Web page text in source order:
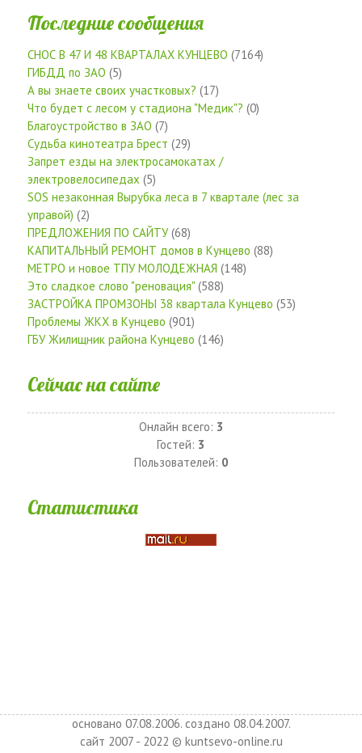
Последние сообщения
СНОС В 47 И 48 КВАРТАЛАХ КУНЦЕВО (7164)
ГИБДД по ЗАО (5)
А вы знаете своих участковых? (17)
Что будет с лесом у стадиона "Медик"? (0)
Благоустройство в ЗАО (7)
Судьба кинотеатра Брест (29)
Запрет езды на электросамокатах /
электровелосипедах (5)
SOS незаконная Вырубка леса в 7 квартале (лес за
управой) (2)
ПРЕДЛОЖЕНИЯ ПО САЙТУ(68)
КАПИТАЛЬНЫЙ РЕМОНТ домов в Кунцево (88)
МЕТРО и новое ТПУ МОЛОДЕЖНАЯ (148)
Это сладкое слово "реновация" (588)
ЗАСТРОЙКА ПРОМЗОНЫ 38 квартала Кунцево (53)
Проблемы ЖКХ в Кунцево (901)
ГБУ Жилищник района Кунцево (146)
Сейчас на сайте
Онлайн всего: 3
Гостей: 3
Пользователей: 0
Статистика
основано 07.08.2006. создано 08.04.2007.
сайт 2007 - 2022 © kuntsevo-online.ru